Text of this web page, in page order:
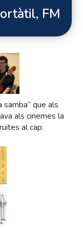
FM
samba” que als
als cinemes la
al cap.